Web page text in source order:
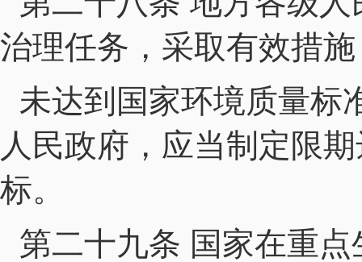
治理任务，采取有效措
未达到国家环境质量标
人民政府，应当制定限
标。
第二十九条 国家在重